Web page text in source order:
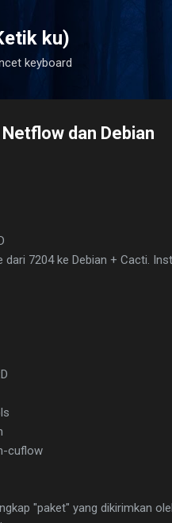
ku)
keyboard
dan Debian
dari 7204 ke Debian + Cacti.
cuflow
"paket" yang dikirimkan